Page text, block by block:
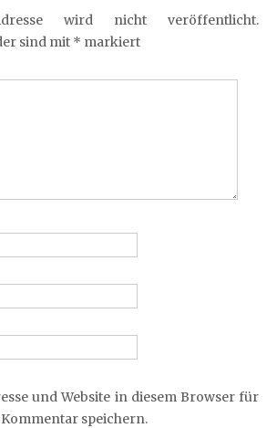
wird nicht veröffentlicht.
sind mit * markiert
und Website in diesem Browser für
speichern.